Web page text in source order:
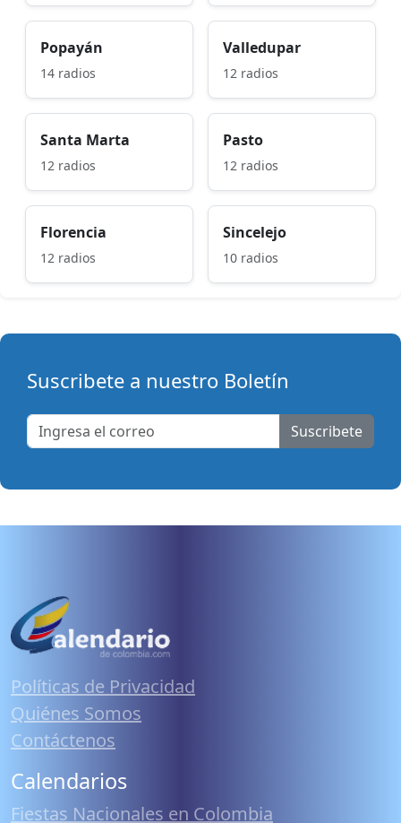
Popayán
14 radios
Valledupar
12 radios
Santa Marta
12 radios
Pasto
12 radios
Florencia
12 radios
Sincelejo
10 radios
Suscribete a nuestro Boletín
Suscribete
Políticas de Privacidad
Quiénes Somos
Contáctenos
Calendarios
Fiestas Nacionales en Colombia